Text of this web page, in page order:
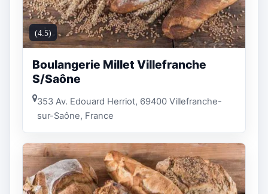
(4.5)
Boulangerie Millet Villefranche
S/Saône
353 Av. Edouard Herriot, 69400 Villefranche-
sur-Saône, France